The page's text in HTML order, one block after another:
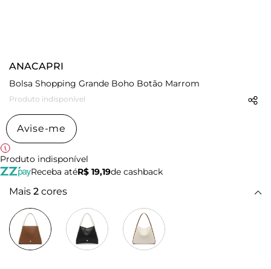
ANACAPRI
Bolsa Shopping Grande Boho Botão Marrom
Produto indisponível
Avise-me
Produto indisponível
Receba atéR$ 19,19de cashback
Mais 2 cores